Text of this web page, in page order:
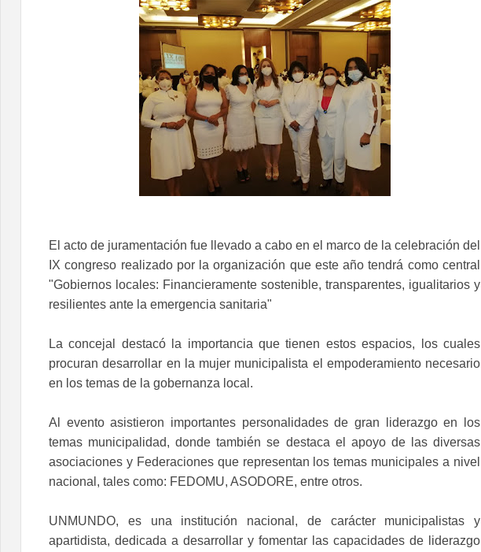
El acto de juramentación fue llevado a cabo en el marco de la celebración del
IX congreso realizado por la organización que este año tendrá como central
"Gobiernos locales: Financieramente sostenible, transparentes, igualitarios y
resilientes ante la emergencia sanitaria"
La concejal destacó la importancia que tienen estos espacios, los cuales
procuran desarrollar en la mujer municipalista el empoderamiento necesario
en los temas de la gobernanza local.
Al evento asistieron importantes personalidades de gran liderazgo en los
temas municipalidad, donde también se destaca el apoyo de las diversas
asociaciones y Federaciones que representan los temas municipales a nivel
nacional, tales como: FEDOMU, ASODORE, entre otros.
UNMUNDO, es una institución nacional, de carácter municipalistas y
apartidista, dedicada a desarrollar y fomentar las capacidades de liderazgo